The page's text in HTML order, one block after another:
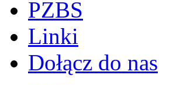
PZBS
Linki
Dołącz do nas